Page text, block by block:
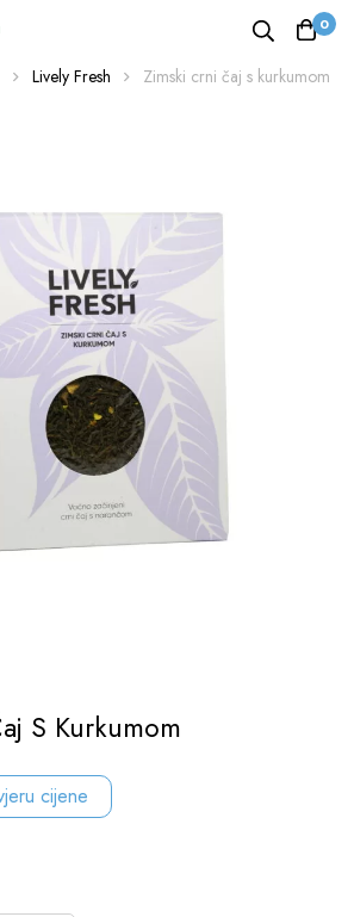
0
Lively Fresh Zimski crni čaj s kurkumom
S Kurkumom
cijene